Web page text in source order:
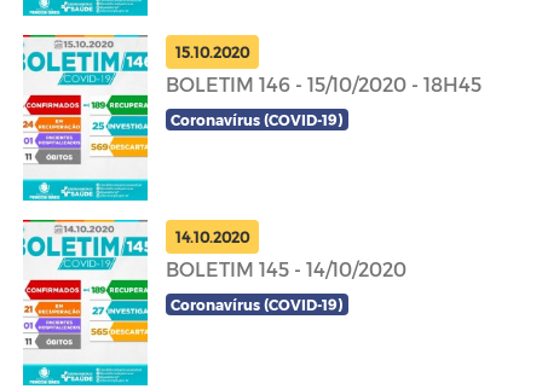
15.10.2020
BOLETIM 146 - 15/10/2020 - 18H45
Coronavírus (COVID-19)
14.10.2020
BOLETIM 145 - 14/10/2020
Coronavírus (COVID-19)